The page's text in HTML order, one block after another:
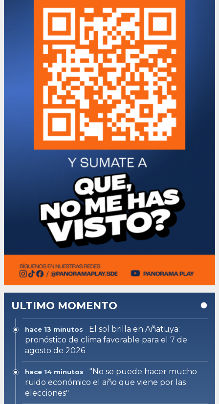
ULTIMO MOMENTO
hace 13 minutos
El sol brilla en Añatuya:
pronóstico de clima favorable para el 7 de
agosto de 2026
hace 14 minutos
"No se puede hacer mucho
ruido económico el año que viene por las
elecciones"